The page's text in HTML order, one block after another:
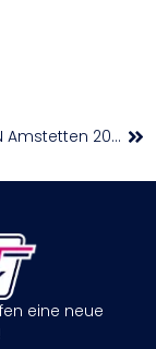
LADIES OPEN Amstetten 2026 machen nächsten Entwicklungsschritt
eine neue